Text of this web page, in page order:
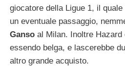
giocatore della Ligue 1, il
un eventuale passaggio,
Ganso al Milan. Inoltre
essendo belga, e lascerebbe
altro grande acquisto.